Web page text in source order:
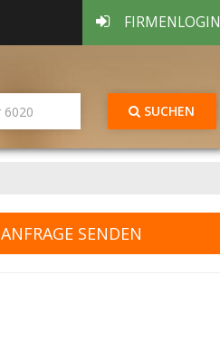
FIRMENLOGIN
SUCHEN
ANFRAGE SENDEN